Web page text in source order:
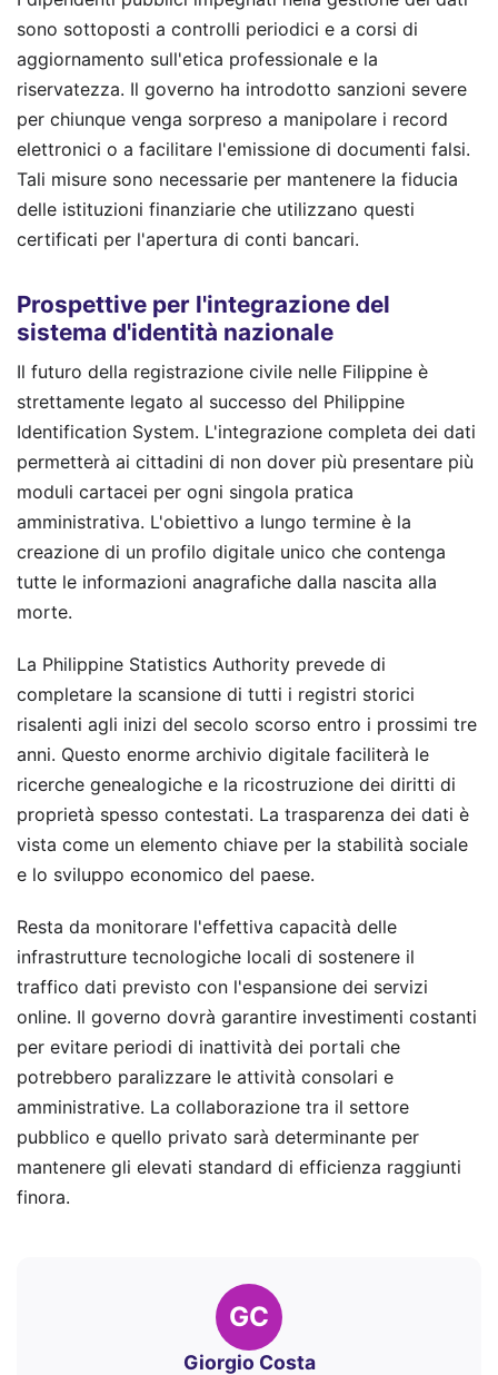
sono sottoposti a controlli periodici e a corsi di
aggiornamento sull'etica professionale e la
riservatezza. Il governo ha introdotto sanzioni severe
per chiunque venga sorpreso a manipolare i record
elettronici o a facilitare l'emissione di documenti falsi.
Tali misure sono necessarie per mantenere la fiducia
delle istituzioni finanziarie che utilizzano questi
certificati per l'apertura di conti bancari.
Prospettive per l'integrazione del
sistema d'identità nazionale
Il futuro della registrazione civile nelle Filippine è
strettamente legato al successo del Philippine
Identification System. L'integrazione completa dei dati
permetterà ai cittadini di non dover più presentare più
moduli cartacei per ogni singola pratica
amministrativa. L'obiettivo a lungo termine è la
creazione di un profilo digitale unico che contenga
tutte le informazioni anagrafiche dalla nascita alla
morte.
La Philippine Statistics Authority prevede di
completare la scansione di tutti i registri storici
risalenti agli inizi del secolo scorso entro i prossimi tre
anni. Questo enorme archivio digitale faciliterà le
ricerche genealogiche e la ricostruzione dei diritti di
proprietà spesso contestati. La trasparenza dei dati è
vista come un elemento chiave per la stabilità sociale
e lo sviluppo economico del paese.
Resta da monitorare l'effettiva capacità delle
infrastrutture tecnologiche locali di sostenere il
traffico dati previsto con l'espansione dei servizi
online. Il governo dovrà garantire investimenti costanti
per evitare periodi di inattività dei portali che
potrebbero paralizzare le attività consolari e
amministrative. La collaborazione tra il settore
pubblico e quello privato sarà determinante per
mantenere gli elevati standard di efficienza raggiunti
finora.
GC
Giorgio Costa